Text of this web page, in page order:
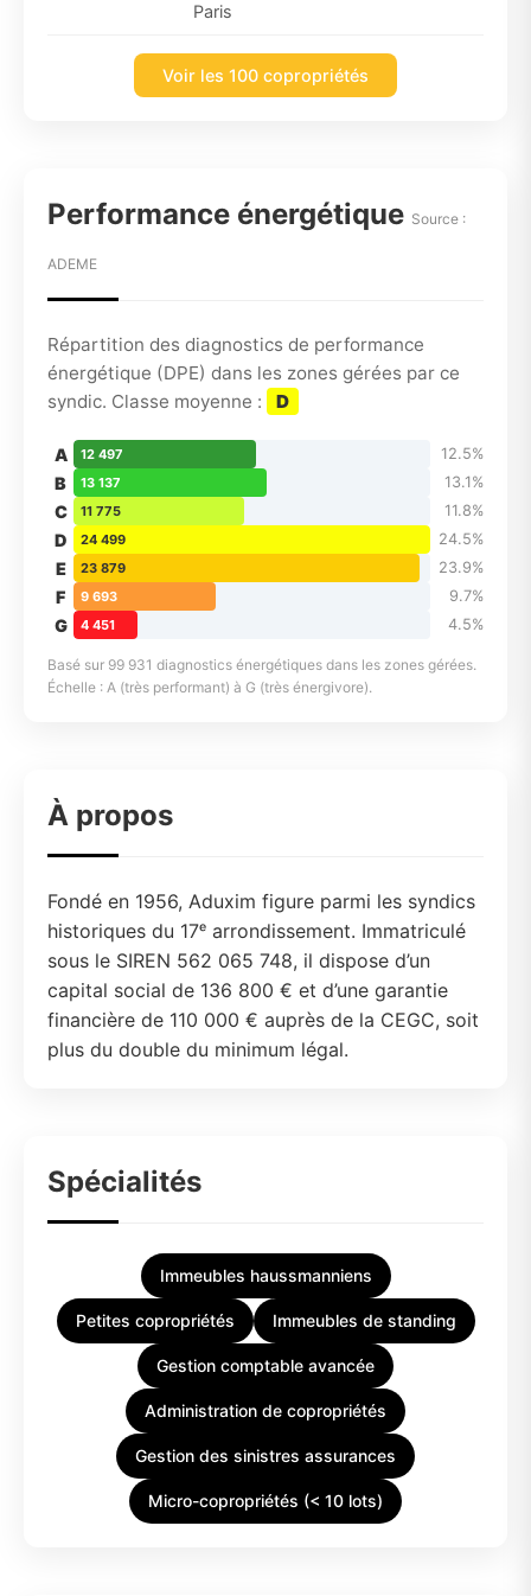
Paris
Voir les 100 copropriétés
Performance énergétique Source :
ADEME
Répartition des diagnostics de performance
énergétique (DPE) dans les zones gérées par ce
syndic. Classe moyenne :
D
A 12 497 12.5%
B 13 137 13.1%
C 11 775 11.8%
D 24 499 24.5%
E 23 879 23.9%
F 9 693 9.7%
G 4 451 4.5%
Basé sur 99 931 diagnostics énergétiques dans les zones gérées.
Échelle : A (très performant) à G (très énergivore).
À propos
Fondé en 1956, Aduxim figure parmi les syndics
historiques du 17ᵉ arrondissement. Immatriculé
sous le SIREN 562 065 748, il dispose d’un
capital social de 136 800 € et d’une garantie
financière de 110 000 € auprès de la CEGC, soit
plus du double du minimum légal.
Spécialités
Immeubles haussmanniens
Petites copropriétés Immeubles de standing
Gestion comptable avancée
Administration de copropriétés
Gestion des sinistres assurances
Micro-copropriétés (< 10 lots)